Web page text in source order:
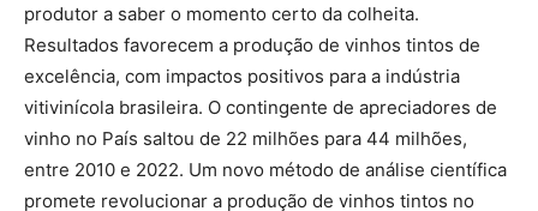
produtor a saber o momento certo da colheita.
Resultados favorecem a produção de vinhos tintos de
excelência, com impactos positivos para a indústria
vitivinícola brasileira. O contingente de apreciadores de
vinho no País saltou de 22 milhões para 44 milhões,
entre 2010 e 2022. Um novo método de análise científica
promete revolucionar a produção de vinhos tintos no